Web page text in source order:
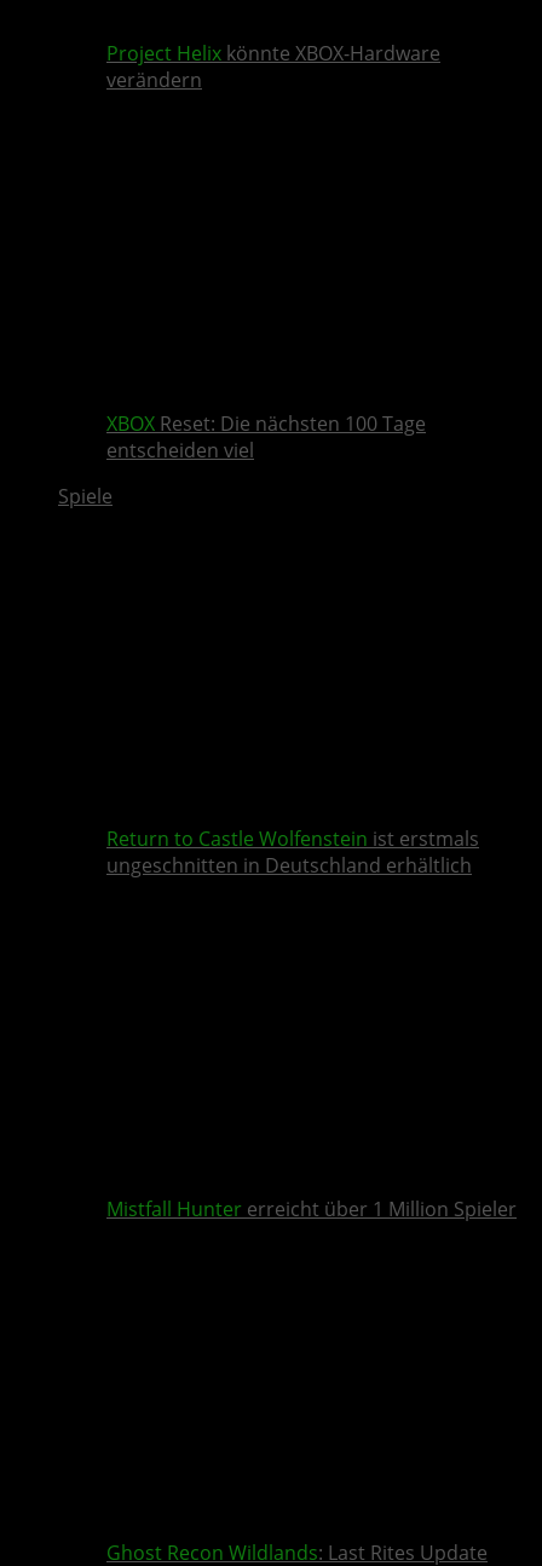
Project Helix könnte XBOX-Hardware
verändern
XBOX Reset: Die nächsten 100 Tage
entscheiden viel
Spiele
Return to Castle Wolfenstein ist erstmals
ungeschnitten in Deutschland erhältlich
Mistfall Hunter erreicht über 1 Million Spieler
Ghost Recon Wildlands: Last Rites Update